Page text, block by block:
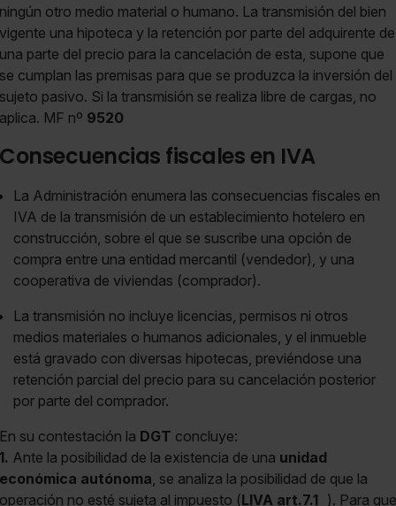
ningún otro medio material o humano. La transmisión del bien
vigente una hipoteca y la retención por parte del adquirente de
una parte del precio para la cancelación de esta, supone que
se cumplan las premisas para que se produzca la inversión del
sujeto pasivo. Si la transmisión se realiza libre de cargas, no
aplica. MF nº 9520
Consecuencias fiscales en IVA
La Administración enumera las consecuencias fiscales en
IVA de la transmisión de un establecimiento hotelero en
construcción, sobre el que se suscribe una opción de
compra entre una entidad mercantil (vendedor), y una
cooperativa de viviendas (comprador).
La transmisión no incluye licencias, permisos ni otros
medios materiales o humanos adicionales, y el inmueble
está gravado con diversas hipotecas, previéndose una
retención parcial del precio para su cancelación posterior
por parte del comprador.
En su contestación la DGT concluye:
1. Ante la posibilidad de la existencia de una unidad
económica autónoma, se analiza la posibilidad de que la
operación no esté sujeta al impuesto (LIVA art.7.1 ). Para que